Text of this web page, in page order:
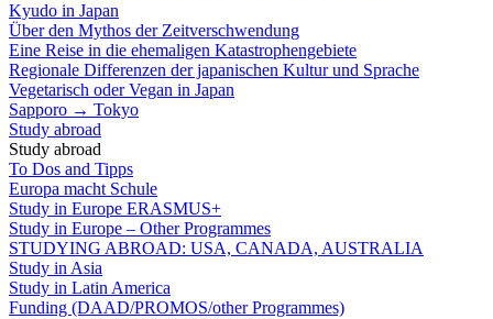
Kyudo in Japan
Über den Mythos der Zeitverschwendung
Eine Reise in die ehemaligen Katastrophengebiete
Regionale Differenzen der japanischen Kultur und Sprache
Vegetarisch oder Vegan in Japan
Sapporo → Tokyo
Study abroad
Study abroad
To Dos and Tipps
Europa macht Schule
Study in Europe ERASMUS+
Study in Europe – Other Programmes
STUDYING ABROAD: USA, CANADA, AUSTRALIA
Study in Asia
Study in Latin America
Funding (DAAD/PROMOS/other Programmes)